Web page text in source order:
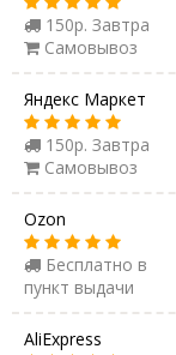
150р. Завтра
Самовывоз
Яндекс Маркет
150р. Завтра
Самовывоз
Ozon
Бесплатно в
пункт выдачи
AliExpress